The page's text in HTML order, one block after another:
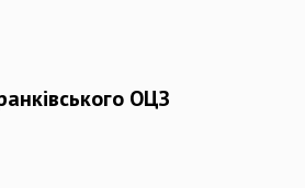
ОЦЗ